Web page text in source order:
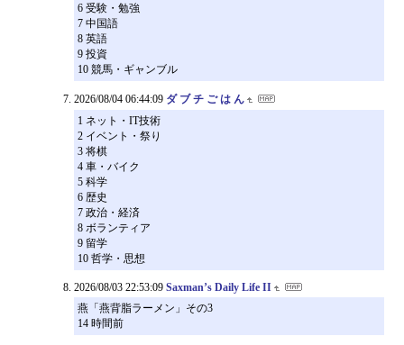
6 受験・勉強
7 中国語
8 英語
9 投資
10 競馬・ギャンブル
2026/08/04 06:44:09 ダ ブ チ ご は ん
1 ネット・IT技術
2 イベント・祭り
3 将棋
4 車・バイク
5 科学
6 歴史
7 政治・経済
8 ボランティア
9 留学
10 哲学・思想
2026/08/03 22:53:09 Saxman’s Daily Life II
燕「燕背脂ラーメン」その3
14 時間前